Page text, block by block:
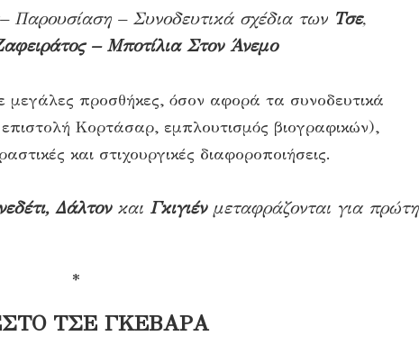
– Συνοδευτικά σχέδια των Τσε,
– Μποτίλια Στον Άνεμο
μεγάλες προσθήκες, όσον αφορά τα συνοδευτικά
Κορτάσαρ, εμπλουτισμός βιογραφικών),
και στιχουργικές διαφοροποιήσεις.
Δάλτονκαι Γκιγιέν μεταφράζονται για πρώτη
*
ΤΣΕ ΓΚΕΒΑΡΑ